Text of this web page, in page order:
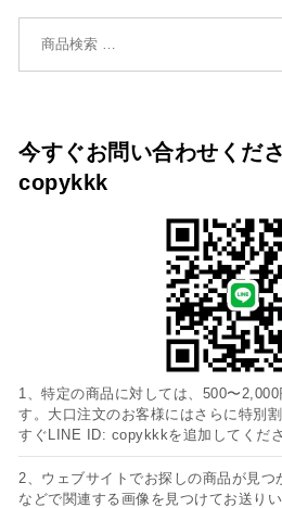
今すぐお問い合わせくだ
copykkk
1、特定の商品に対しては、500〜
す。大口注文のお客様にはさらに特別
すぐLINE ID: copykkkを追加してくださ
2、ウェブサイトでお探しの商品が見つ
などで関連する画像を見つけてお送り